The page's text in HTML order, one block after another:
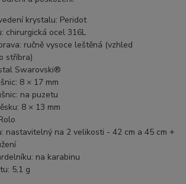
krystalu: Peridot
chirurgická ocel 316L
ručně vysoce leštěná (vzhled
stříbra)
Swarovski®
8 × 17 mm
na puzetu
8 × 13 mm
nastavitelný na 2 velikosti - 42 cm a 45 cm +
na karabinu
5,1 g